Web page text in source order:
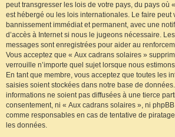
peut transgresser les lois de votre pays, du pays où
est hébergé ou les lois internationales. Le faire peut
bannissement immédiat et permanent, avec une
d’accès à Internet si nous le jugeons nécessaire.
messages sont enregistrées pour aider au
Vous acceptez que « Aux cadrans solaires »
verrouille n’importe quel sujet lorsque nous
En tant que membre, vous acceptez que toutes les
saisies soient stockées dans notre base de
informations ne soient pas diffusées à une tierce
consentement, ni « Aux cadrans solaires », ni
comme responsables en cas de tentative de
les données.